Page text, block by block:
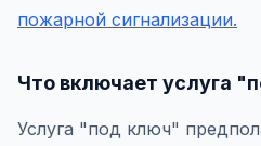
пожарной сигнализации.
Что включает услуга
Услуга "под ключ"